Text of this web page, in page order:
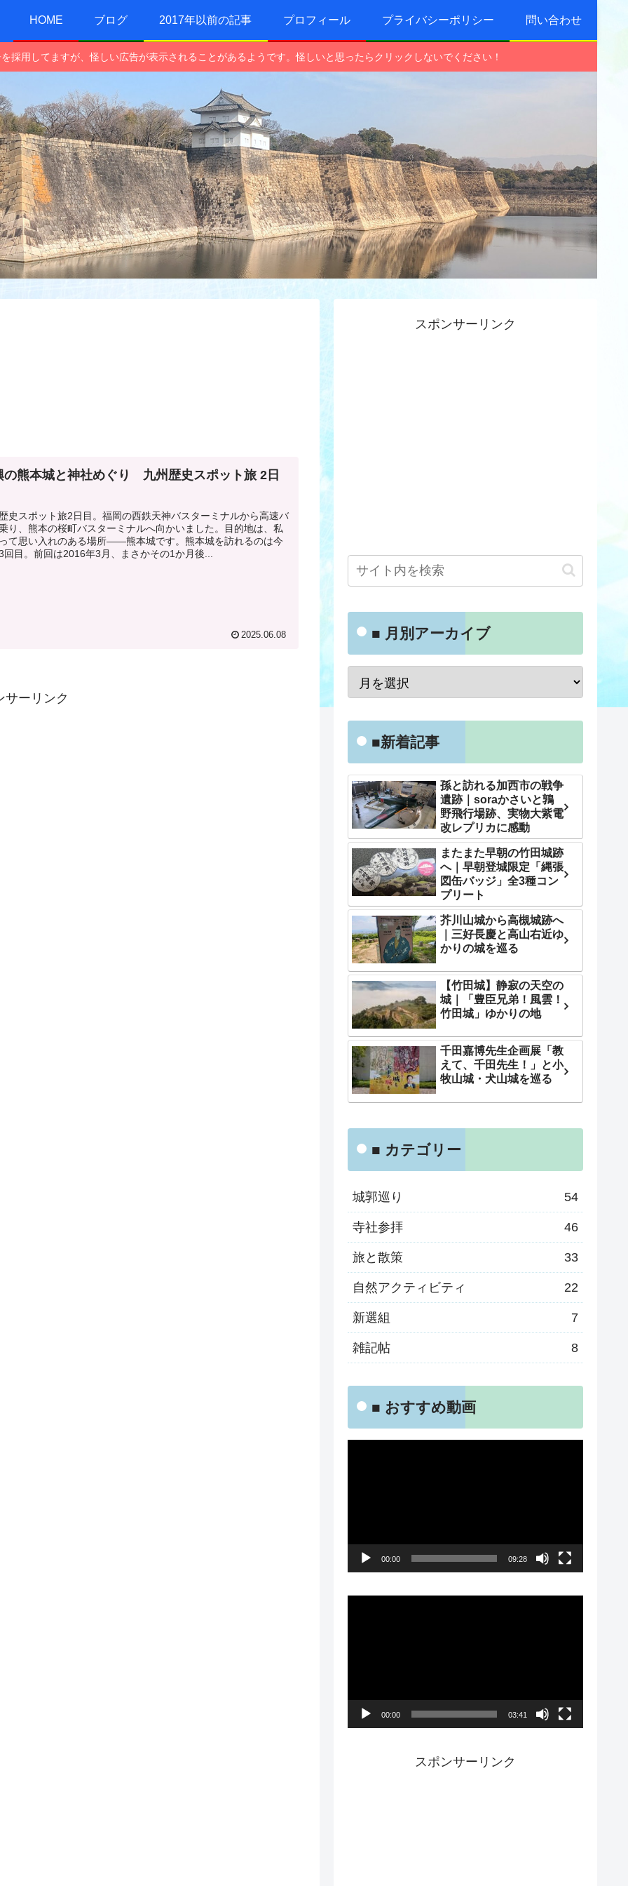
HOME ブログ 2017年以前の記事 プロフィール プライバシーポリシー 問い合わせ
採用してますが、怪しい広告が表示されることがあるようです。怪しいと思ったらクリックしないでください！
の熊本城と神社めぐり 九州歴史スポット旅 2日
史スポット旅2日目。福岡の西鉄天神バスターミナルから高速バ
り、熊本の桜町バスターミナルへ向かいました。目的地は、私
て思い入れのある場所――熊本城です。熊本城を訪れるのは今
回目。前回は2016年3月、まさかその1か月後...
2025.06.08
サーリンク
スポンサーリンク
■ 月別アーカイブ
■新着記事
孫と訪れる加西市の戦争
遺跡｜soraかさいと鶉
野飛行場跡、実物大紫電
改レプリカに感動
またまた早朝の竹田城跡
へ｜早朝登城限定「縄張
図缶バッジ」全3種コン
プリート
芥川山城から高槻城跡へ
｜三好長慶と高山右近ゆ
かりの城を巡る
【竹田城】静寂の天空の
城｜「豊臣兄弟！風雲！
竹田城」ゆかりの地
千田嘉博先生企画展「教
えて、千田先生！」と小
牧山城・犬山城を巡る
■ カテゴリー
城郭巡り 54
寺社参拝 46
旅と散策 33
自然アクティビティ 22
新選組 7
雑記帖 8
■ おすすめ動画
00:00 09:28
00:00 03:41
スポンサーリンク